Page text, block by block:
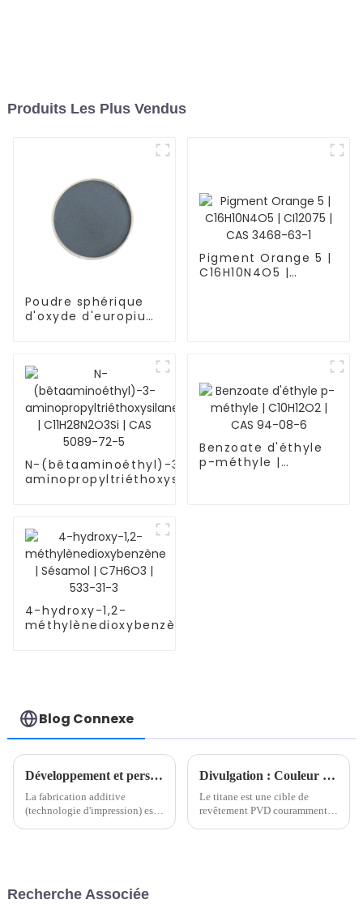
Produits Les Plus Vendus
Poudre sphérique
d'oxyde d'europium
Pigment Orange 5 |
C16H10N4O5 |
N-(bêtaaminoéthyl)-3-
aminopropyltriéthoxysilane
Benzoate d'éthyle
p-méthyle |
4-hydroxy-1,2-
méthylènedioxybenzène
Blog Connexe
Développement et perspectives de la technologie de fabrication additive métallique
La fabrication additive
(technologie d'impression) est
fabrication verte...
Divulgation : Couleur de revêtement PVD correspondant à diverses cibles et ses applications Cibles courantes et leurs couleurs de revêtement PVD correspondantes
Le titane est une cible de
revêtement PVD couramment
Recherche Associée